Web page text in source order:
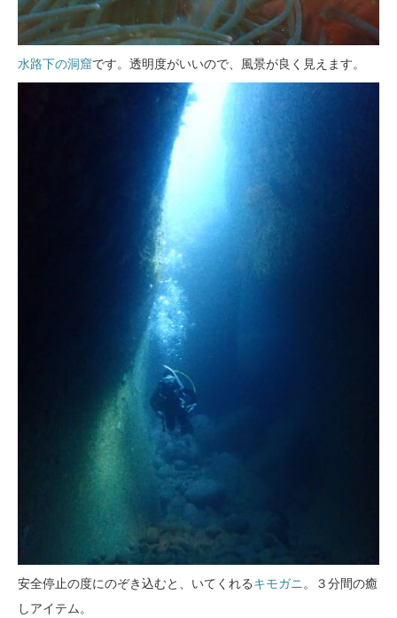
水路下の洞窟です。透明度がいいので、風景が良く見えます。
安全停止の度にのぞき込むと、いてくれるキモガニ。３分間の癒
しアイテム。